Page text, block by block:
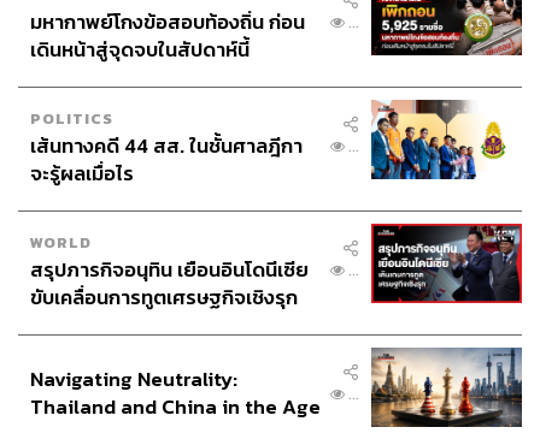
ภาพ: KraveBeauty / Instagram
LOADING...
ABOUT THE AUTHOR
ภูริตา บุญล้อม
Beauty Editor | THE STANDARD LIFE
มหากาพย์โกงข้อสอบท้องถิ่น ก่อน
เดินหน้าสู่จุดจบในสัปดาห์นี้
...
POLITICS
เส้นทางคดี 44 สส. ในชั้นศาลฎีกา
จะรู้ผลเมื่อไร
...
WORLD
สรุปภารกิจอนุทิน เยือนอินโดนีเซีย
ขับเคลื่อนการทูตเศรษฐกิจเชิงรุก
...
Navigating Neutrality:
Thailand and China in the Age
...